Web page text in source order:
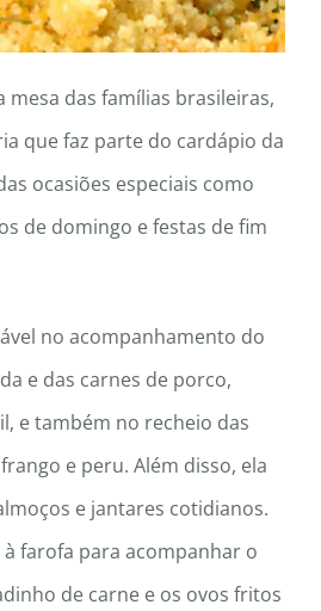
mesa das famílias brasileiras,
que faz parte do cardápio da
ocasiões especiais como
de domingo e festas de fim
no acompanhamento do
e das carnes de porco,
e também no recheio das
e peru. Além disso, ela
e jantares cotidianos.
farofa para acompanhar o
de carne e os ovos fritos